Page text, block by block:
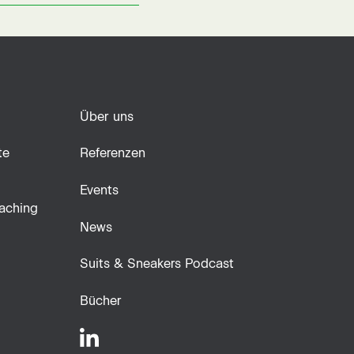
Über uns
Referenzen
Events
News
Suits & Sneakers Podcast
Bücher